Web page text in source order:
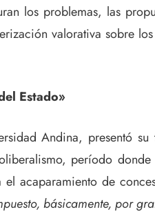
los problemas, las
valorativa sobre
Estado»
Andina, presentó
período
acaparamiento de
básicamente, por